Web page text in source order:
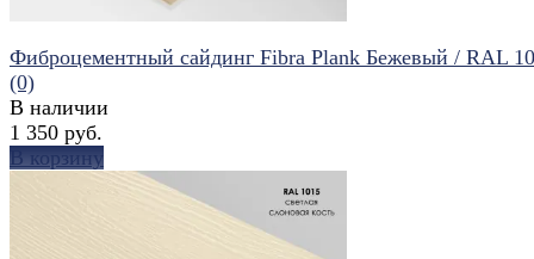
Фиброцементный сайдинг Fibra Plank Бежевый / RAL
(0)
В наличии
1 350 руб.
В корзину